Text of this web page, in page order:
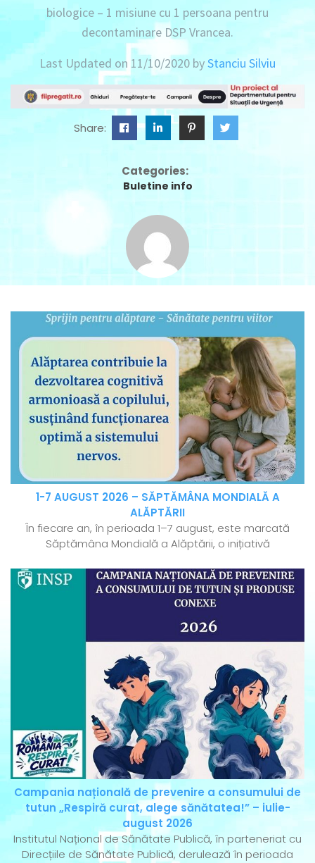
biologice – 1 misiune cu 1 persoana pentru
decontaminare DSP Vrancea.
Last Updated on 11/10/2020 byStanciu Silviu
Share:
Categories:
Buletine info
1-7 AUGUST 2026 – SĂPTĂMÂNA MONDIALĂ A
ALĂPTĂRII
În fiecare an, în perioada 1–7 august, este marcată
Săptămâna Mondială a Alăptării, o inițiativă
Campania națională de prevenire a consumului de
tutun „Respiră curat, alege sănătatea!” – iulie-
august 2026
Institutul Național de Sănătate Publică, în parteneriat cu
Direcțiile de Sănătate Publică, derulează în perioada